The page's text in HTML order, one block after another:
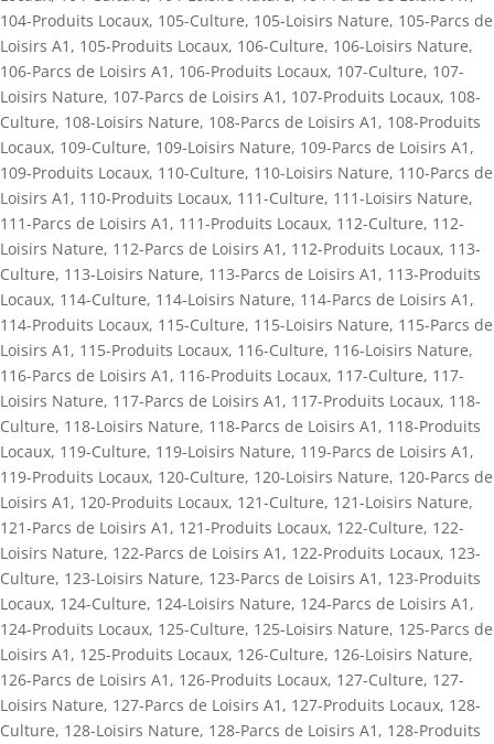
104-Produits Locaux, 105-Culture, 105-Loisirs Nature, 105-Parcs de
Loisirs A1 , 105-Produits Locaux, 106-Culture, 106-Loisirs Nature,
106-Parcs de Loisirs A1 , 106-Produits Locaux, 107-Culture, 107-
Loisirs Nature, 107-Parcs de Loisirs A1 , 107-Produits Locaux, 108-
Culture, 108-Loisirs Nature, 108-Parcs de Loisirs A1 , 108-Produits
Locaux, 109-Culture, 109-Loisirs Nature, 109-Parcs de Loisirs A1 ,
109-Produits Locaux, 110-Culture, 110-Loisirs Nature, 110-Parcs de
Loisirs A1 , 110-Produits Locaux, 111-Culture, 111-Loisirs Nature,
111-Parcs de Loisirs A1 , 111-Produits Locaux, 112-Culture, 112-
Loisirs Nature, 112-Parcs de Loisirs A1 , 112-Produits Locaux, 113-
Culture, 113-Loisirs Nature, 113-Parcs de Loisirs A1 , 113-Produits
Locaux, 114-Culture, 114-Loisirs Nature, 114-Parcs de Loisirs A1 ,
114-Produits Locaux, 115-Culture, 115-Loisirs Nature, 115-Parcs de
Loisirs A1 , 115-Produits Locaux, 116-Culture, 116-Loisirs Nature,
116-Parcs de Loisirs A1 , 116-Produits Locaux, 117-Culture, 117-
Loisirs Nature, 117-Parcs de Loisirs A1 , 117-Produits Locaux, 118-
Culture, 118-Loisirs Nature, 118-Parcs de Loisirs A1 , 118-Produits
Locaux, 119-Culture, 119-Loisirs Nature, 119-Parcs de Loisirs A1 ,
119-Produits Locaux, 120-Culture, 120-Loisirs Nature, 120-Parcs de
Loisirs A1 , 120-Produits Locaux, 121-Culture, 121-Loisirs Nature,
121-Parcs de Loisirs A1 , 121-Produits Locaux, 122-Culture, 122-
Loisirs Nature, 122-Parcs de Loisirs A1 , 122-Produits Locaux, 123-
Culture, 123-Loisirs Nature, 123-Parcs de Loisirs A1 , 123-Produits
Locaux, 124-Culture, 124-Loisirs Nature, 124-Parcs de Loisirs A1 ,
124-Produits Locaux, 125-Culture, 125-Loisirs Nature, 125-Parcs de
Loisirs A1 , 125-Produits Locaux, 126-Culture, 126-Loisirs Nature,
126-Parcs de Loisirs A1 , 126-Produits Locaux, 127-Culture, 127-
Loisirs Nature, 127-Parcs de Loisirs A1 , 127-Produits Locaux, 128-
Culture, 128-Loisirs Nature, 128-Parcs de Loisirs A1 , 128-Produits